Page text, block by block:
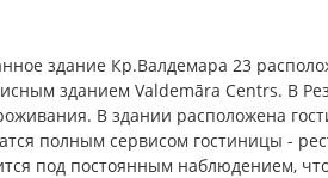
здание Кр.Валдемара 23
зданием Valdemāra Centrs. В
В здании расположена
полным сервисом гостиницы -
под постоянным наблюдением,